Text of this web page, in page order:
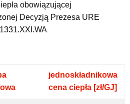
obowiązującej
Decyzją Prezesa URE
jednoskładnikowa
cena ciepła [zł/GJ]